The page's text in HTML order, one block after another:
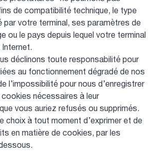
de compatibilité technique, le type
par votre terminal, ses paramètres de
ou le pays depuis lequel votre terminal
déclinons toute responsabilité pour
au fonctionnement dégradé de nos
l’impossibilité pour nous d’enregistrer
nécessaires à leur
vous auriez refusés ou supprimés.
choix à tout moment d’exprimer et de
en matière de cookies, par les